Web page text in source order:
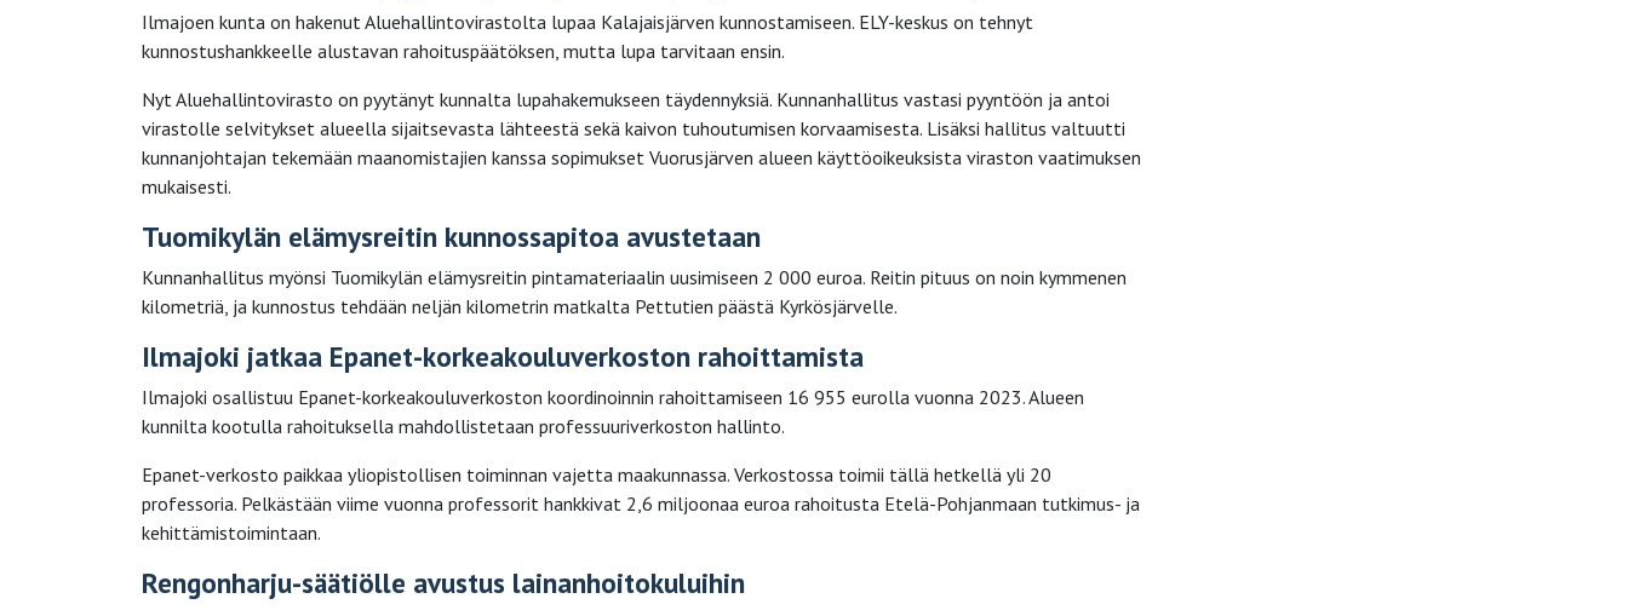
Ilmajoen kunta on hakenut Aluehallintovirastolta lupaa Kalajaisjärven kunnostamiseen. ELY-keskus on tehnyt
kunnostushankkeelle alustavan rahoituspäätöksen, mutta lupa tarvitaan ensin.
Nyt Aluehallintovirasto on pyytänyt kunnalta lupahakemukseen täydennyksiä. Kunnanhallitus vastasi pyyntöön ja antoi
virastolle selvitykset alueella sijaitsevasta lähteestä sekä kaivon tuhoutumisen korvaamisesta. Lisäksi hallitus valtuutti
kunnanjohtajan tekemään maanomistajien kanssa sopimukset Vuorusjärven alueen käyttöoikeuksista viraston vaatimuksen
mukaisesti.
Tuomikylän elämysreitin kunnossapitoa avustetaan
Kunnanhallitus myönsi Tuomikylän elämysreitin pintamateriaalin uusimiseen 2 000 euroa. Reitin pituus on noin kymmenen
kilometriä, ja kunnostus tehdään neljän kilometrin matkalta Pettutien päästä Kyrkösjärvelle.
Ilmajoki jatkaa Epanet-korkeakouluverkoston rahoittamista
Ilmajoki osallistuu Epanet-korkeakouluverkoston koordinoinnin rahoittamiseen 16 955 eurolla vuonna 2023. Alueen
kunnilta kootulla rahoituksella mahdollistetaan professuuriverkoston hallinto.
Epanet-verkosto paikkaa yliopistollisen toiminnan vajetta maakunnassa. Verkostossa toimii tällä hetkellä yli 20
professoria. Pelkästään viime vuonna professorit hankkivat 2,6 miljoonaa euroa rahoitusta Etelä-Pohjanmaan tutkimus- ja
kehittämistoimintaan.
Rengonharju-säätiölle avustus lainanhoitokuluihin